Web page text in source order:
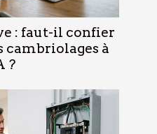
: faut-il confier
cambriolages à
?